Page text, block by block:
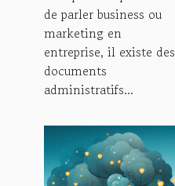
qu'il faut
conserver
obligatoirement
?
de parler business ou
marketing en
entreprise, il existe des
documents
administratifs...